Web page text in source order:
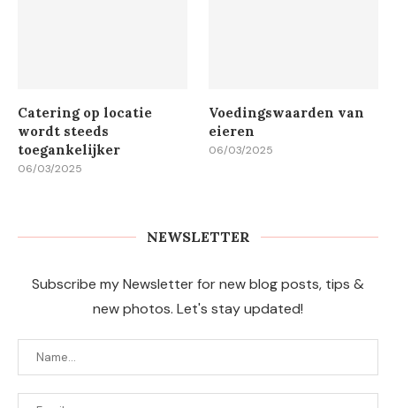
Catering op locatie
wordt steeds
toegankelijker
06/03/2025
Voedingswaarden van
eieren
06/03/2025
NEWSLETTER
Subscribe my Newsletter for new blog posts, tips &
new photos. Let's stay updated!